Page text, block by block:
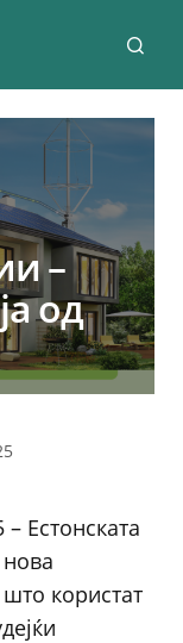
–
од
Естонската
користат